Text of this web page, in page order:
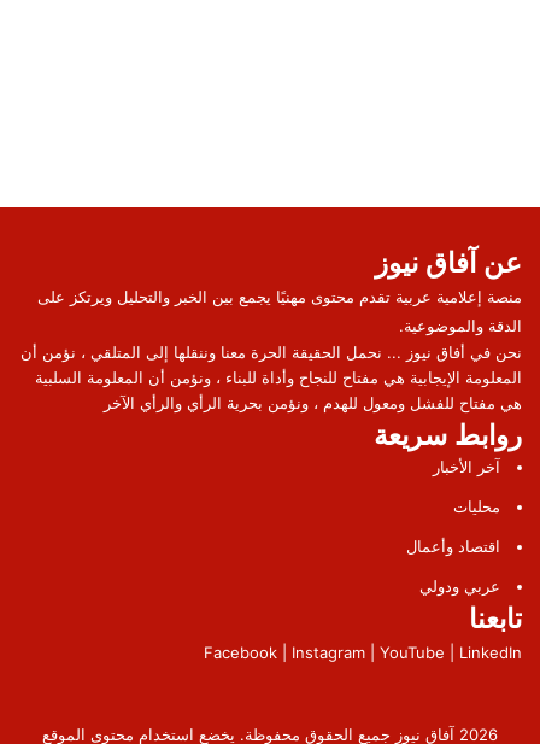
عن آفاق نيوز
منصة إعلامية عربية تقدم محتوى مهنيًا يجمع بين الخبر والتحليل ويرتكز على
الدقة والموضوعية.
نحن في أفاق نيوز ... نحمل الحقيقة الحرة معنا وننقلها إلى المتلقي ، نؤمن أن
المعلومة الإيجابية هي مفتاح للنجاح وأداة للبناء ، ونؤمن أن المعلومة السلبية
هي مفتاح للفشل ومعول للهدم ، ونؤمن بحرية الرأي والرأي الآخر
روابط سريعة
آخر الأخبار
محليات
اقتصاد وأعمال
عربي ودولي
تابعنا
Facebook | Instagram | YouTube | LinkedIn
2026 آفاق نيوز جميع الحقوق محفوظة. يخضع استخدام محتوى الموقع